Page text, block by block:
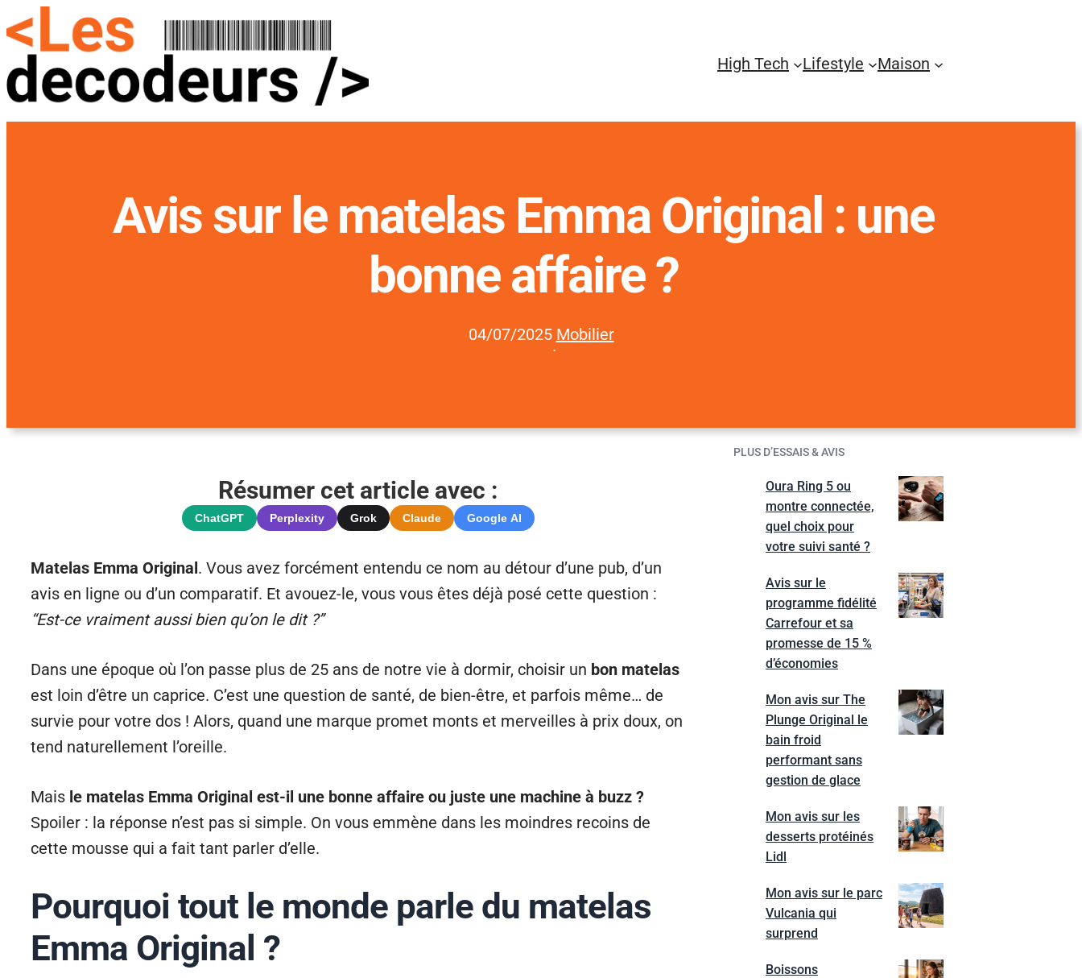
High Tech Lifestyle Maison
Avis sur le matelas Emma Original : une
bonne affaire ?
04/07/2025
·
Mobilier
Résumer cet article avec :
ChatGPT Perplexity Grok Claude Google AI
Matelas Emma Original. Vous avez forcément entendu ce nom au détour d’une pub, d’un
avis en ligne ou d’un comparatif. Et avouez-le, vous vous êtes déjà posé cette question :
“Est-ce vraiment aussi bien qu’on le dit ?”
Dans une époque où l’on passe plus de 25 ans de notre vie à dormir, choisir un bon matelas
est loin d’être un caprice. C’est une question de santé, de bien-être, et parfois même… de
survie pour votre dos ! Alors, quand une marque promet monts et merveilles à prix doux, on
tend naturellement l’oreille.
Mais le matelas Emma Original est-il une bonne affaire ou juste une machine à buzz ?
Spoiler : la réponse n’est pas si simple. On vous emmène dans les moindres recoins de
cette mousse qui a fait tant parler d’elle.
Pourquoi tout le monde parle du matelas
Emma Original ?
PLUS D’ESSAIS & AVIS
Oura Ring 5 ou
montre connectée,
quel choix pour
votre suivi santé ?
Avis sur le
programme fidélité
Carrefour et sa
promesse de 15 %
d’économies
Mon avis sur The
Plunge Original le
bain froid
performant sans
gestion de glace
Mon avis sur les
desserts protéinés
Lidl
Mon avis sur le parc
Vulcania qui
surprend
Boissons